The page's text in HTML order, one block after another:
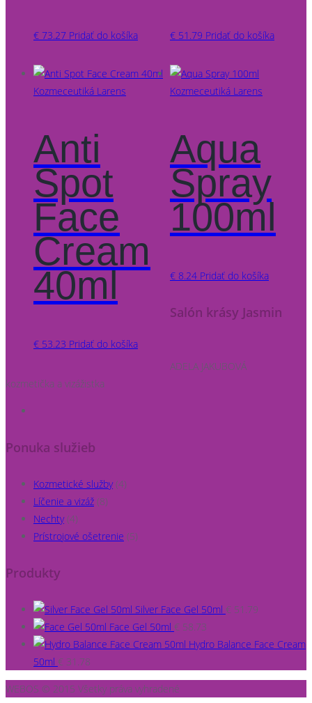
€ 73.27 Pridať do košíka €51.79 Pridať do košíka
Kozmeceutiká Larens
Anti
Spot
Face
Cream
40ml
€ 53.23 Pridať do košíka
Kozmeceutiká Larens
Aqua
Spray
100ml
€8.24 Pridať do košíka
Salón krásy Jasmin
ADELA JAKUBOVÁ
kozmetička a vizážistka
Ponuka služieb
Kozmetické služby(4)
Líčenie a vizáž (8)
Nechty(4)
Prístrojové ošetrenie (5)
Produkty
Silver Face Gel 50ml € 51.79
Face Gel 50ml € 58.73
Hydro Balance Face Cream
50ml € 31.78
WEBOS © 2015 Všetky práva vyhradené